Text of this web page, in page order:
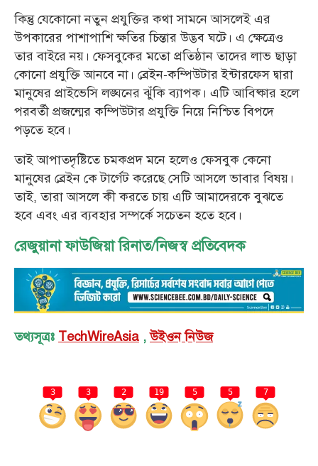
কিন্তু যেকোনো নতুন প্রযুক্তির কথা সামনে আসলেই এর
উপকারের পাশাপাশি ক্ষতির চিন্তার উদ্ভব ঘটে। এ ক্ষেত্রেও
তার বাইরে নয়। ফেসবুকের মতো প্রতিষ্ঠান তাদের লাভ ছাড়া
কোনো প্রযুক্তি আনবে না। ব্রেইন-কম্পিউটার ইন্টারফেস দ্বারা
মানুষের প্রাইভেসি লঙ্ঘনের ঝুঁকি ব্যাপক। এটি আবিষ্কার হলে
পরবর্তী প্রজন্মের কম্পিউটার প্রযুক্তি নিয়ে নিশ্চিত বিপদে
পড়তে হবে।
তাই আপাতদৃষ্টিতে চমকপ্রদ মনে হলেও ফেসবুক কেনো
মানুষের ব্রেইন কে টার্গেট করেছে সেটি আসলে ভাবার বিষয়।
তাই, তারা আসলে কী করতে চায় এটি আমাদেরকে বুঝতে
হবে এবং এর ব্যবহার সম্পর্কে সচেতন হতে হবে।
রেজুয়ানা ফাউজিয়া রিনাত/নিজস্ব প্রতিবেদক
তথ্যসূত্রঃ TechWireAsia ,উইওন নিউজ
3 3 2 19 5 5 7